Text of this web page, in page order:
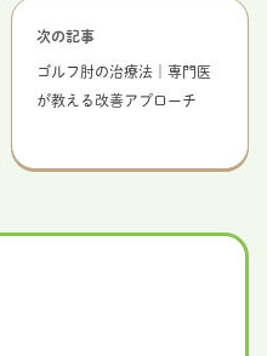
次の記事
ゴルフ肘の治療法｜専門医
が教える改善アプローチ